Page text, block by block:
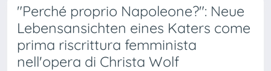
"Perché proprio Napoleone?": Neue
Lebensansichten eines Katers come
prima riscrittura femminista
nell'opera di Christa Wolf